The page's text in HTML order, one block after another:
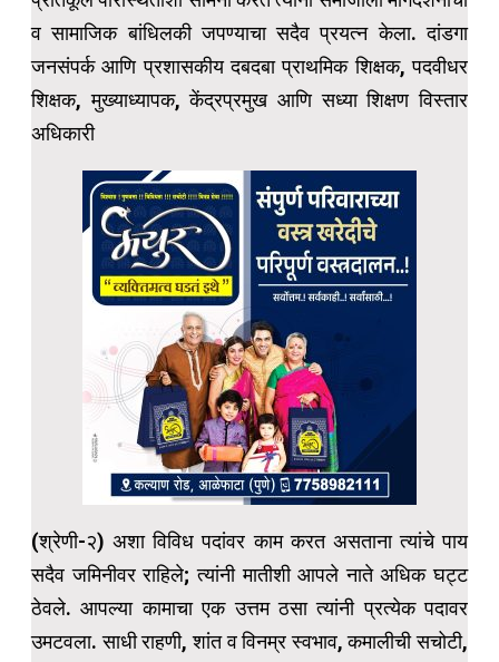
व सामाजिक बांधिलकी जपण्याचा सदैव प्रयत्न केला. दांडगा
जनसंपर्क आणि प्रशासकीय दबदबा प्राथमिक शिक्षक, पदवीधर
शिक्षक, मुख्याध्यापक, केंद्रप्रमुख आणि सध्या शिक्षण विस्तार
अधिकारी
(श्रेणी-२) अशा विविध पदांवर काम करत असताना त्यांचे पाय
सदैव जमिनीवर राहिले; त्यांनी मातीशी आपले नाते अधिक घट्ट
ठेवले. आपल्या कामाचा एक उत्तम ठसा त्यांनी प्रत्येक पदावर
उमटवला. साधी राहणी, शांत व विनम्र स्वभाव, कमालीची सचोटी,